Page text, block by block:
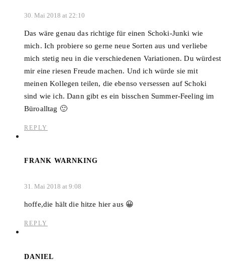
30. Mai 2018 at 22:10
Das wäre genau das richtige für einen Schoki-Junki wie
mich. Ich probiere so gerne neue Sorten aus und verliebe
mich stetig neu in die verschiedenen Variationen. Du würdest
mir eine riesen Freude machen. Und ich würde sie mit
meinen Kollegen teilen, die ebenso versessen auf Schoki
sind wie ich. Dann gibt es ein bisschen Summer-Feeling im
Büroalltag 🙂
REPLY
FRANK WARNKING
31. Mai 2018 at 9:08
hoffe,die hält die hitze hier aus 😀
REPLY
DANIEL